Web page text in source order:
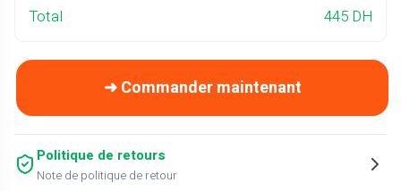
Total
445 DH
➜ Commander maintenant
Politique de retours
Note de politique de retour